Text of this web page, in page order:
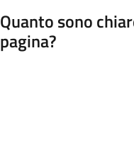
Quanto sono
pagina?